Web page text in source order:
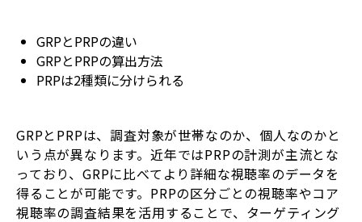
GRPとPRPの違い
GRPとPRPの算出方法
PRPは2種類に分けられる
GRPとPRPは、調査対象が世帯なのか、個人なのかと
いう点が異なります。近年ではPRPの計測が主流とな
っており、GRPに比べてより詳細な視聴率のデータを
得ることが可能です。PRPの区分ごとの視聴率やコア
視聴率の調査結果を活用することで、ターゲティング